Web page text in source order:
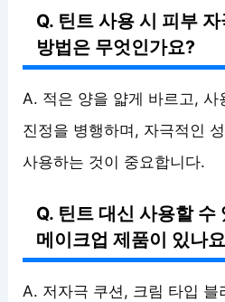
Q. 틴트 사용 시 피부
방법은 무엇인가요?
A. 적은 양을 얇게 바르고, 사
진정을 병행하며, 자극적인
사용하는 것이 중요합니다.
Q. 틴트 대신 사용할 수
메이크업 제품이 있나
A. 저자극 쿠션, 크림 타입 블